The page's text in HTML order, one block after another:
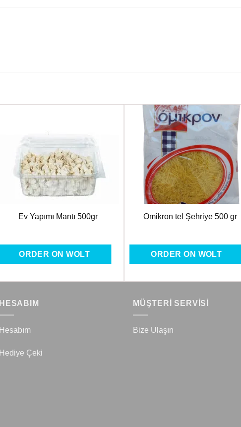
Favorilere
Ev Yapımı Mantı 500gr
ORDER ON WOLT
Favorilere
Ekle
Omikron tel Şehriye 500 gr
ORDER ON WOLT
HESABIM
Hesabım
Hediye Çeki
MÜŞTERİ SERVİSİ
Bize Ulaşın